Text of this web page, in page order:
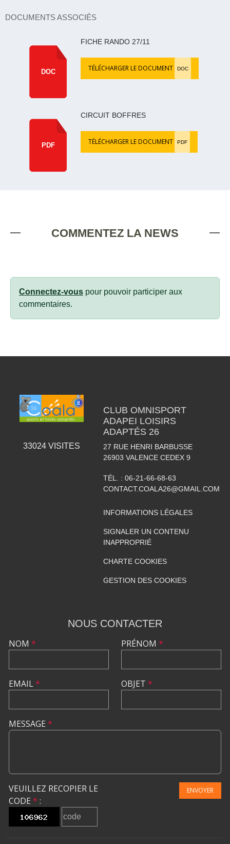
DOCUMENTS ASSOCIÉS
DOC
FICHE RANDO 27/11
TÉLÉCHARGER LE DOCUMENT DOC
PDF
CIRCUIT BOFFRES
TÉLÉCHARGER LE DOCUMENT PDF
COMMENTEZ LA NEWS
Connectez-vous pour pouvoir participer aux
commentaires.
33024VISITES
CLUB OMNISPORT
ADAPEI LOISIRS
ADAPTÉS 26
27 RUE HENRI BARBUSSE
26903 VALENCE CEDEX 9
TÉL. : 06-21-66-68-63
CONTACT.COALA26@GMAIL.COM
INFORMATIONS LÉGALES
SIGNALER UN CONTENU
INAPPROPRIÉ
CHARTE COOKIES
GESTION DES COOKIES
NOUS CONTACTER
NOM *
EMAIL*
PRÉNOM *
OBJET *
MESSAGE *
VEUILLEZ RECOPIER LE
CODE * :
ENVOYER